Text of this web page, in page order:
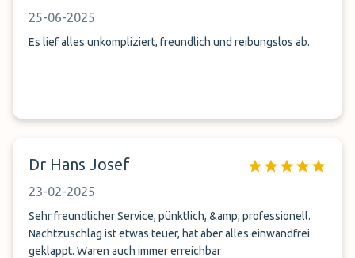
25-06-2025
Es lief alles unkompliziert, freundlich und reibungslos ab.
Dr Hans Josef
23-02-2025
Sehr freundlicher Service, pünktlich, &amp; professionell.
Nachtzuschlag ist etwas teuer, hat aber alles einwandfrei
geklappt. Waren auch immer erreichbar